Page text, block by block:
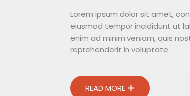
Lorem ipsum dolor sit amet,
eiusmod tempor incididunt ut
enim ad minim veniam, quis
reprehenderit in voluptate.
READ MORE